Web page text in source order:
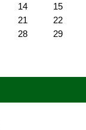
14
15
21
22
28
29